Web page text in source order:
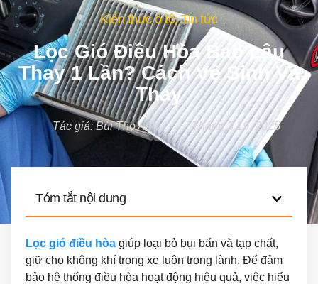
Kiến thức ô tô,Tin tức
Lọc Gió Điều Hòa Bao Lâu
Thay 1 Lần? Cách Vệ Sinh Và
Thay
Tác giả:Bùi Thọ Anh Tháng 3 19, 2025
Tóm tắt nội dung
Lọc gió điều hòa giúp loại bỏ bụi bẩn và tạp chất,
giữ cho không khí trong xe luôn trong lành. Để đảm
bảo hệ thống điều hòa hoạt động hiệu quả, việc hiểu